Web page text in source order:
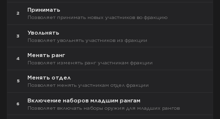
2 Принимать
Позволяет принимать новых участников во фракцию
3 Увольнять
Позволяет увольнять участников из фракции
4 Менять ранг
Позволяет изменять ранг участникам фракции
5 Менять отдел
Позволяет менять участникам отдел фракции
6 Включение наборов младшим рангам
Позволяет включать наборы оружия для младших рангов